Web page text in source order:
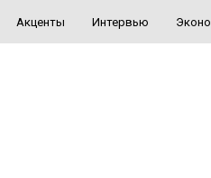
Акценты Интервью